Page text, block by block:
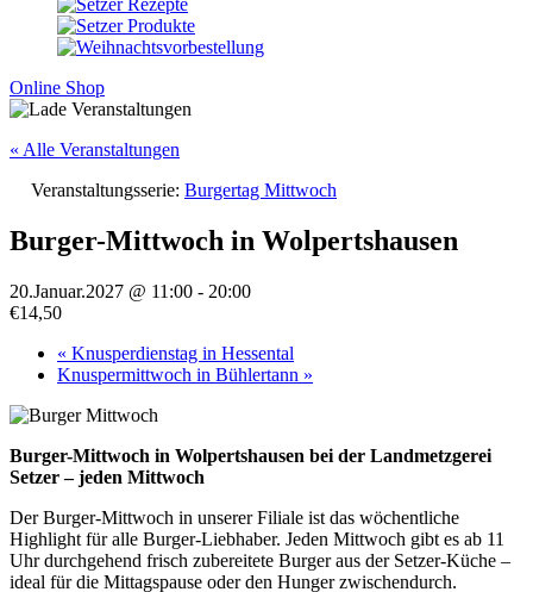
Online Shop
« Alle Veranstaltungen
Veranstaltungsserie: Burgertag Mittwoch
Burger-Mittwoch in Wolpertshausen
20.Januar.2027 @ 11:00 - 20:00
€14,50
« Knusperdienstag in Hessental
Knuspermittwoch in Bühlertann »
Burger-Mittwoch in Wolpertshausen bei der Landmetzgerei
Setzer – jeden Mittwoch
Der Burger-Mittwoch in unserer Filiale ist das wöchentliche
Highlight für alle Burger-Liebhaber. Jeden Mittwoch gibt es ab 11
Uhr durchgehend frisch zubereitete Burger aus der Setzer-Küche –
ideal für die Mittagspause oder den Hunger zwischendurch.